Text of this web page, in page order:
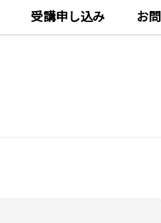
受講申し込み お